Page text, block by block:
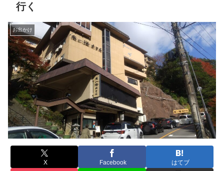
行く
お出かけ
X Facebook はてブ